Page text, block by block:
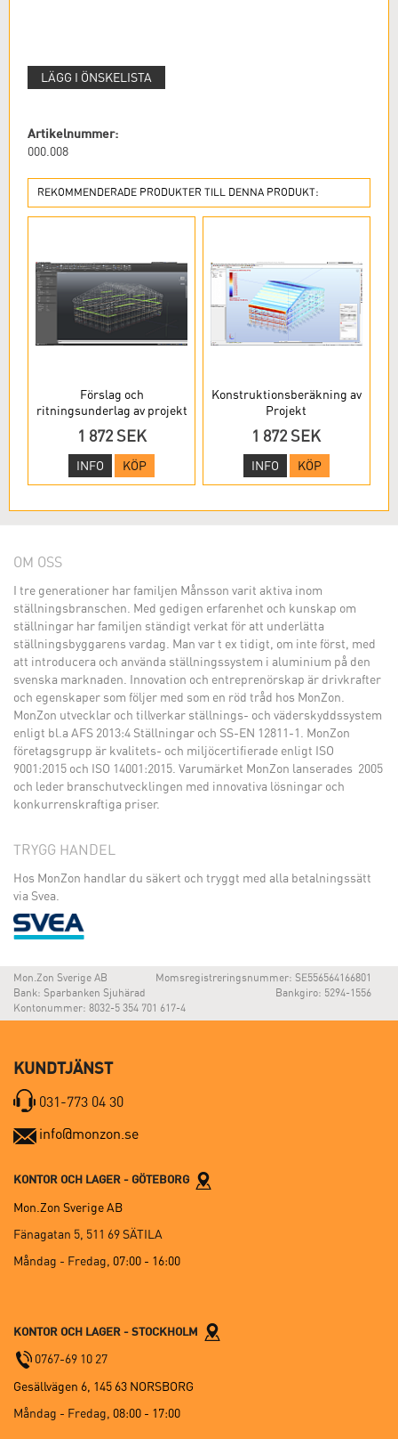
LÄGG I ÖNSKELISTA
Artikelnummer:
000.008
REKOMMENDERADE PRODUKTER TILL DENNA PRODUKT:
Förslag och
ritningsunderlag av projekt
1 872 SEK
INFO KÖP
Konstruktionsberäkning av
Projekt
1 872 SEK
INFO KÖP
OM OSS
I tre generationer har familjen Månsson varit aktiva inom
ställningsbranschen. Med gedigen erfarenhet och kunskap om
ställningar har familjen ständigt verkat för att underlätta
ställningsbyggarens vardag. Man var t ex tidigt, om inte först, med
att introducera och använda ställningssystem i aluminium på den
svenska marknaden. Innovation och entreprenörskap är drivkrafter
och egenskaper som följer med som en röd tråd hos MonZon.
MonZon utvecklar och tillverkar ställnings- och väderskyddssystem
enligt bl.a AFS 2013:4 Ställningar och SS-EN 12811-1. MonZon
företagsgrupp är kvalitets- och miljöcertifierade enligt ISO
9001:2015 och ISO 14001:2015. Varumärket MonZon lanserades 2005
och leder branschutvecklingen med innovativa lösningar och
konkurrenskraftiga priser.
TRYGG HANDEL
Hos MonZon handlar du säkert och tryggt med alla betalningssätt
via Svea.
Mon.Zon Sverige AB
Momsregistreringsnummer: SE556564166801
Bank: Sparbanken Sjuhärad
Bankgiro: 5294-1556
Kontonummer: 8032-5 354 701 617-4
KUNDTJÄNST
031-773 04 30
info@monzon.se
KONTOR OCH LAGER - GÖTEBORG
Mon.Zon Sverige AB
Fänagatan 5, 511 69 SÄTILA
Måndag - Fredag, 07:00 - 16:00
KONTOR OCH LAGER - STOCKHOLM
0767-69 10 27
Gesällvägen 6, 145 63 NORSBORG
Måndag - Fredag, 08:00 - 17:00